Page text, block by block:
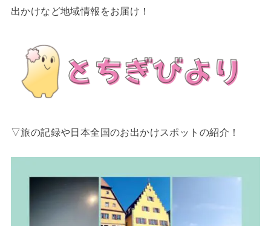
出かけなど地域情報をお届け！
▽旅の記録や日本全国のお出かけスポットの紹介！